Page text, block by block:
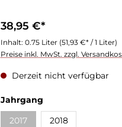
38,95 €*
Inhalt: 0.75 Liter (51,93 €* / 1 Liter)
Preise inkl. MwSt. zzgl.
Derzeit nicht verfügbar
Jahrgang
2017
2018